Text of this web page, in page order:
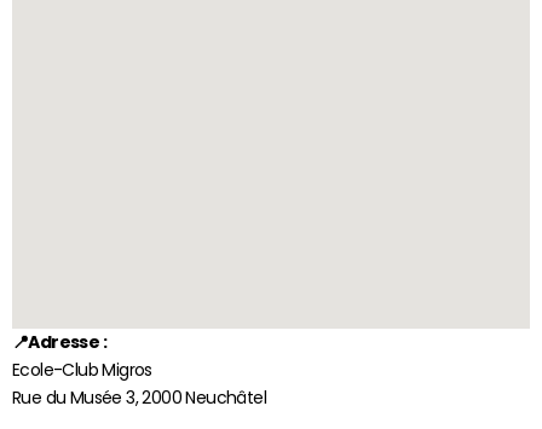
📍Adresse :
Ecole-Club Migros
Rue du Musée 3, 2000 Neuchâtel